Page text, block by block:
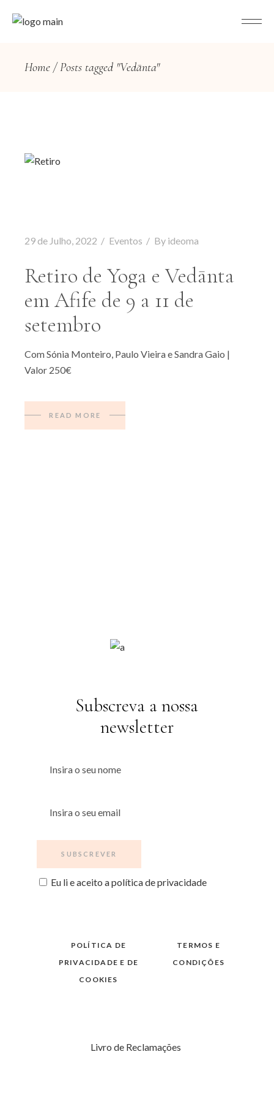
Home Posts tagged "Vedānta"
29 de Julho, 2022 Eventos By ideoma
Retiro de Yoga e Vedānta
em Afife de 9 a 11 de
setembro
Com Sónia Monteiro, Paulo Vieira e Sandra Gaio |
Valor 250€
READ MORE
Subscreva a nossa
newsletter
Eu li e aceito a política de privacidade
POLÍTICA DE
PRIVACIDADE E DE
COOKIES
TERMOS E
CONDIÇÕES
Livro de Reclamações